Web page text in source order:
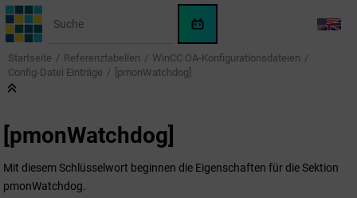
Springe zum Hauptinhalt
WinCC
OA
KI-
LANG
Startseite Referenztabellen WinCC OA-Konfigurationsdateien
Config-Datei Einträge
[pmonWatchdog]
[pmonWatchdog]
Mit diesem Schlüsselwort beginnen die Eigenschaften für die Sektion
pmonWatchdog.